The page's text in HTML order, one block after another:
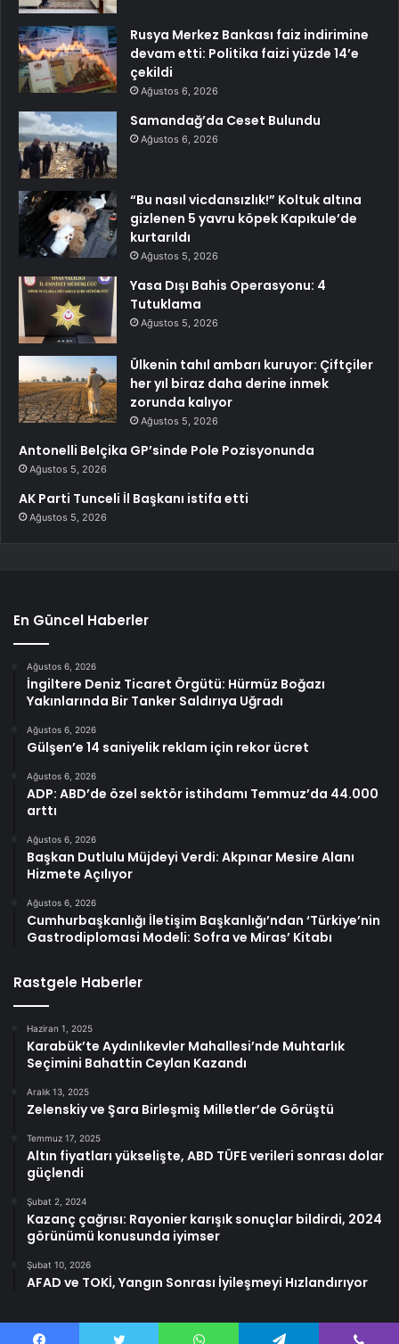
Rusya Merkez Bankası faiz indirimine
devam etti: Politika faizi yüzde 14’e
çekildi
Ağustos 6, 2026
Samandağ’da Ceset Bulundu
Ağustos 6, 2026
“Bu nasıl vicdansızlık!” Koltuk altına
gizlenen 5 yavru köpek Kapıkule’de
kurtarıldı
Ağustos 5, 2026
Yasa Dışı Bahis Operasyonu: 4
Tutuklama
Ağustos 5, 2026
Ülkenin tahıl ambarı kuruyor: Çiftçiler
her yıl biraz daha derine inmek
zorunda kalıyor
Ağustos 5, 2026
Antonelli Belçika GP’sinde Pole Pozisyonunda
Ağustos 5, 2026
AK Parti Tunceli İl Başkanı istifa etti
Ağustos 5, 2026
En Güncel Haberler
Ağustos 6, 2026
İngiltere Deniz Ticaret Örgütü: Hürmüz Boğazı
Yakınlarında Bir Tanker Saldırıya Uğradı
Ağustos 6, 2026
Gülşen’e 14 saniyelik reklam için rekor ücret
Ağustos 6, 2026
ADP: ABD’de özel sektör istihdamı Temmuz’da 44.000
arttı
Ağustos 6, 2026
Başkan Dutlulu Müjdeyi Verdi: Akpınar Mesire Alanı
Hizmete Açılıyor
Ağustos 6, 2026
Cumhurbaşkanlığı İletişim Başkanlığı’ndan ‘Türkiye’nin
Gastrodiplomasi Modeli: Sofra ve Miras’ Kitabı
Rastgele Haberler
Haziran 1, 2025
Karabük’te Aydınlıkevler Mahallesi’nde Muhtarlık
Seçimini Bahattin Ceylan Kazandı
Aralık 13, 2025
Zelenskiy ve Şara Birleşmiş Milletler’de Görüştü
Temmuz 17, 2025
Altın fiyatları yükselişte, ABD TÜFE verileri sonrası dolar
güçlendi
Şubat 2, 2024
Kazanç çağrısı: Rayonier karışık sonuçlar bildirdi, 2024
görünümü konusunda iyimser
Şubat 10, 2026
AFAD ve TOKİ, Yangın Sonrası İyileşmeyi Hızlandırıyor